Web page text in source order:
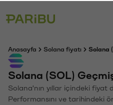
Anasayfa Solana fiyatı Solana
Solana (SOL)
Solana'nın yıllar içindeki fiyat
Performansını ve tarihindeki